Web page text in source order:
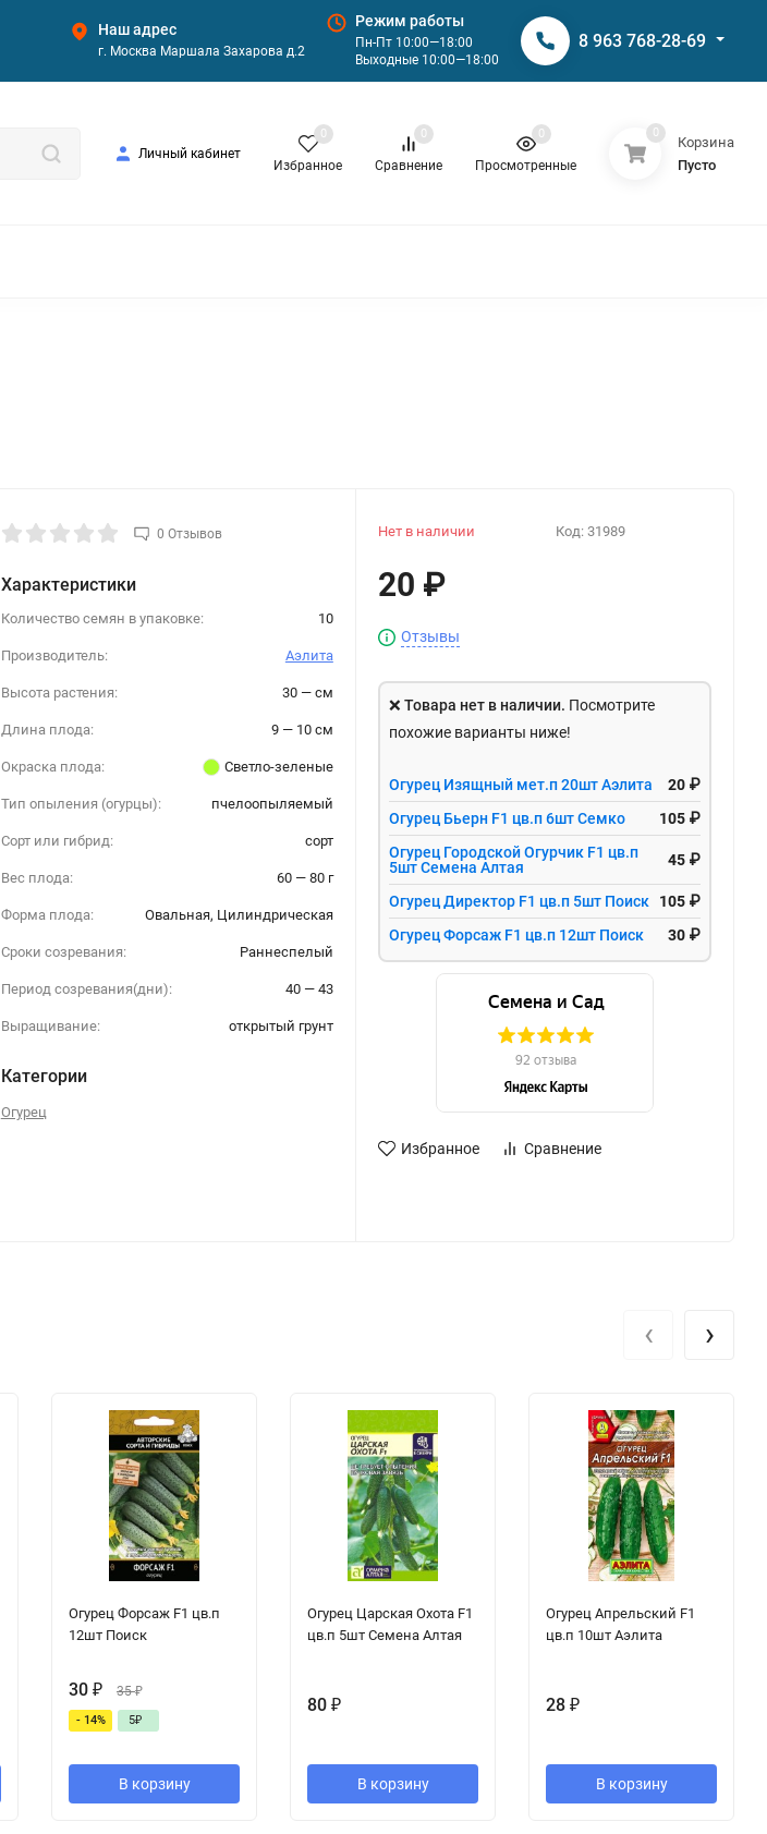
Наш адрес
г. Москва Маршала Захарова д.2
Режим работы
Пн-Пт 10:00—18:00
Выходные 10:00—18:00
8 963 768-28-69
Личный кабинет
Избранное
0
Сравнение
0
Просмотренные
0 0
Корзина
Пусто
0 Отзывов
Характеристики
Количество семян в упаковке: 10
Производитель: Аэлита
Высота растения: 30 — см
Длина плода: 9 — 10 см
Окраска плода: Светло-зеленые
Тип опыления (огурцы): пчелоопыляемый
Сорт или гибрид: сорт
Вес плода: 60 — 80 г
Форма плода: Овальная, Цилиндрическая
Сроки созревания: Раннеспелый
Период созревания(дни): 40 — 43
Выращивание: открытый грунт
Категории
Огурец
Нет в наличии Код: 31989
20 ₽
Отзывы
❌ Товара нет в наличии. Посмотрите
похожие варианты ниже!
Огурец Изящный мет.п 20шт Аэлита
20 ₽
Огурец Бьерн F1 цв.п 6шт Семко
105 ₽
Огурец Городской Огурчик F1 цв.п
5шт Семена Алтая
45 ₽
Огурец Директор F1 цв.п 5шт Поиск
105 ₽
Огурец Форсаж F1 цв.п 12шт Поиск
30 ₽
Избранное Сравнение
Огурец Форсаж F1 цв.п
12шт Поиск
30 ₽ 35₽
- 14% 5₽
В корзину
Огурец Царская Охота F1
цв.п 5шт Семена Алтая
80 ₽
В корзину
Огурец Апрельский F1
цв.п 10шт Аэлита
28 ₽
В корзину
‹ ›